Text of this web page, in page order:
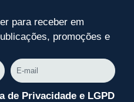
para receber em
promoções e
E-
mail
de Privacidade e LGPD